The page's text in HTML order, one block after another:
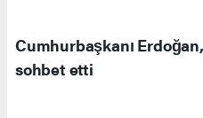
Cumhurbaşkanı
sohbet etti